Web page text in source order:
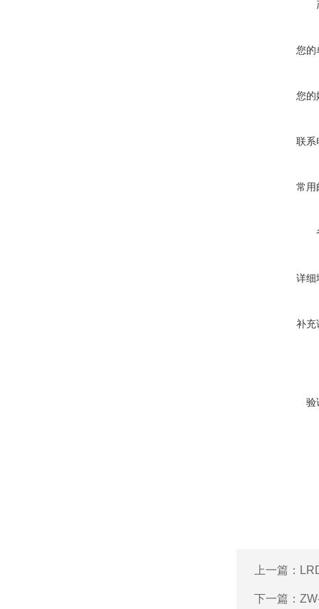
您的
您的
联系
常用
详细
补充
验
上一篇：
下一篇：